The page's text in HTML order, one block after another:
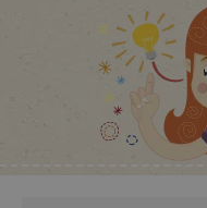
_lb_ccc